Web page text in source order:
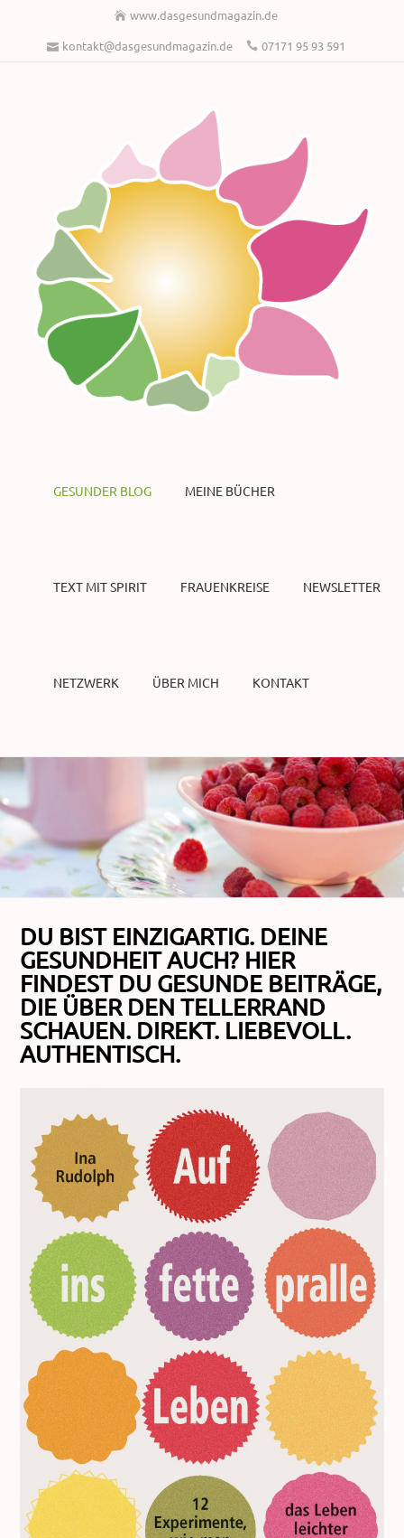
www.dasgesundmagazin.de
kontakt@dasgesundmagazin.de
07171 95 93 591
GESUNDER BLOG MEINE BÜCHER
TEXT MIT SPIRIT FRAUENKREISE NEWSLETTER
NETZWERK ÜBER MICH KONTAKT
DU BIST EINZIGARTIG. DEINE
GESUNDHEIT AUCH? HIER
FINDEST DU GESUNDE BEITRÄGE,
DIE ÜBER DEN TELLERRAND
SCHAUEN. DIREKT. LIEBEVOLL.
AUTHENTISCH.